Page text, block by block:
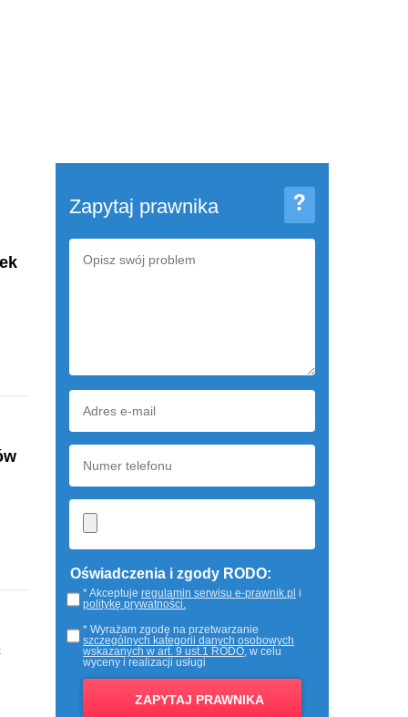
Zapytaj prawnika
Oświadczenia i zgody RODO:
* Akceptujeregulamin serwisu e-prawnik.pl i
politykę prywatności.
* Wyrażam zgodę na przetwarzanie
szczególnych kategorii danych osobowych
wskazanych w art. 9 ust.1 RODO, w celu
wyceny i realizacji usługi